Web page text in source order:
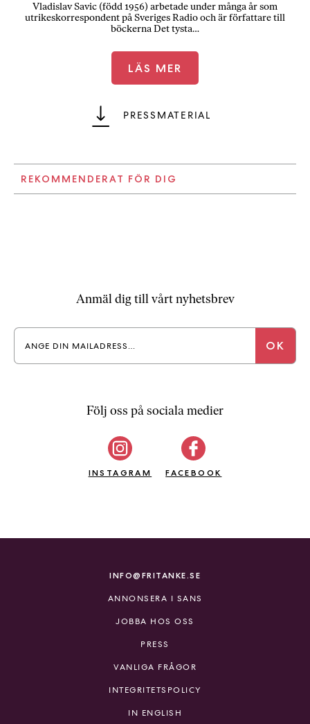
Vladislav Savic (född 1956) arbetade under många år som
utrikeskorrespondent på Sveriges Radio och är författare till
böckerna Det tysta…
LÄS MER
PRESSMATERIAL
REKOMMENDERAT FÖR DIG
Anmäl dig till vårt nyhetsbrev
Följ oss på sociala medier
INSTAGRAM FACEBOOK
INFO@FRITANKE.SE
ANNONSERA I SANS
JOBBA HOS OSS
PRESS
VANLIGA FRÅGOR
INTEGRITETSPOLICY
IN ENGLISH